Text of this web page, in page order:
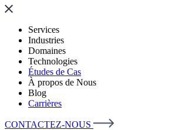
Services
Industries
Domaines
Technologies
Études de Cas
À propos de Nous
Blog
Carrières
CONTACTEZ-NOUS